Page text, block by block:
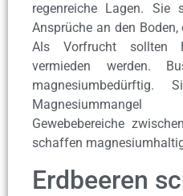
regenreiche Lagen. Sie
Ansprüche an den
Als Vorfrucht sollten
vermieden werden.
magnesiumbedürftig.
Gewebebereiche
schaffen
Erdbeeren